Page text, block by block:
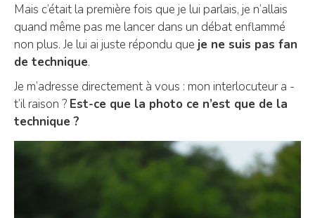
Mais c’était la première fois que je lui parlais, je n’allais
quand même pas me lancer dans un débat enflammé
non plus. Je lui ai juste répondu que je ne suis pas fan
de technique.
Je m’adresse directement à vous : mon interlocuteur a -
t’il raison ? Est-ce que la photo ce n’est que de la
technique ?